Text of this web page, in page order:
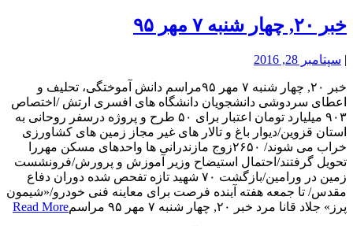
خبر ۲۰, چهار شنبه ۷ مهر ۹۵
| سپتامبر 28, 2016
خبر ۲۰, چهار شنبه ۷ مهر ۹۵مراسم دانش آموختگی، تحلیف و
اعطای سردوشی دانشجویان دانشگاه های افسری ارتش /اختصاص
۹۰۳ میلیارد تومان اعتبار برای ۵۰ طرح و پروژه درسفر روحانی به
استان قزوین/دیوار باغ و تالار های غیر مجاز زمین های کشاورزی
خراب می شوند/ ۲۶۵۰زوج مازندرانی ها واحدهای مسکن مهررا
تحویل گرفتند/احتمال استیضاح وزیر آموزش و پرورش/فرونشست
زمین در ورامین/بازگشت ۷۰ شهید تازه تفحص شده دوران دفاع
مقدس/ تا جمعه هفته آینده فرصت برای معاینه فنی خودرو/«شیمون
پرز» جلاد قانا مرد خبر ۲۰, چهار شنبه ۷ مهر ۹۵ مراسم
Read More